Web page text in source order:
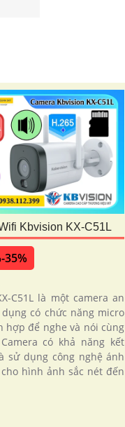
Kbvision KX-C51L
35%
C51L là một camera an
có chức năng micro
hợp để nghe và nói cùng
có khả năng kết
sử dụng công nghệ ánh
hình ảnh sắc nét đến